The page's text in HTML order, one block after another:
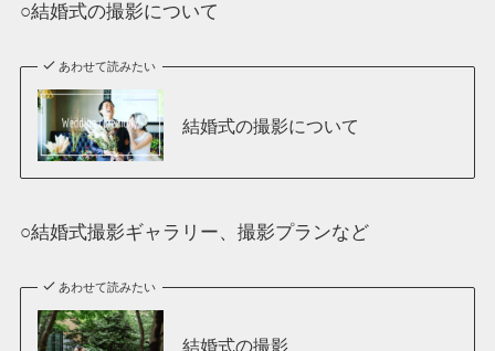
○結婚式の撮影について
あわせて読みたい
結婚式の撮影について
○結婚式撮影ギャラリー、撮影プランなど
あわせて読みたい
結婚式の撮影